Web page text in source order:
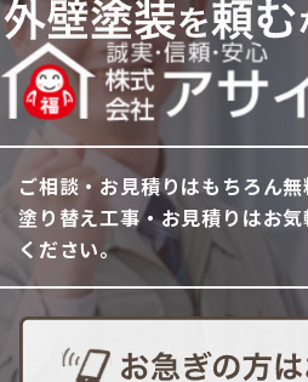
ご相談・お見積りはもちろん無
塗り替え工事・お見積りはお
ください。